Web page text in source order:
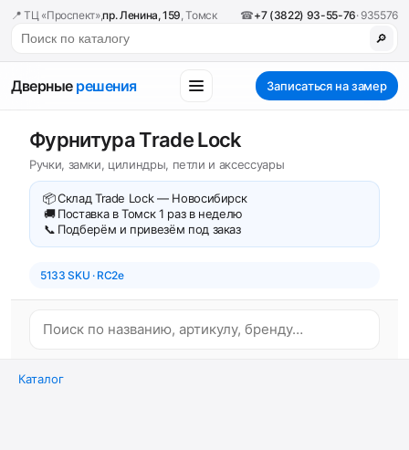
📍 ТЦ «Проспект»,пр. Ленина, 159, Томск ☎+7 (3822) 93-55-76· 935576
🔎
Дверные решения Записаться на замер
Фурнитура Trade Lock
Ручки, замки, цилиндры, петли и аксессуары
📦Склад Trade Lock — Новосибирск
🚚 Поставка в Томск 1 раз в неделю
📞 Подберём и привезём под заказ
5133 SKU · RC2e
Каталог